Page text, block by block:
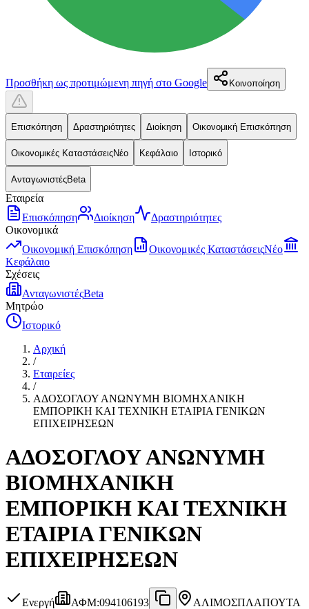
Προσθήκη ως προτιμώμενη πηγή στο Google Κοινοποίηση
Επισκόπηση Δραστηριότητες Διοίκηση Οικονομική Επισκόπηση
Οικονομικές ΚαταστάσειςΝέο Κεφάλαιο Ιστορικό
ΑνταγωνιστέςBeta
Εταιρεία
Επισκόπηση
Διοίκηση
Δραστηριότητες
Οικονομικά
Οικονομική Επισκόπηση
Οικονομικές ΚαταστάσειςΝέο
Κεφάλαιο
Σχέσεις
ΑνταγωνιστέςBeta
Μητρώο
Ιστορικό
Αρχική
/
Εταιρείες
/
ΑΔΟΣΟΓΛΟΥ ΑΝΩΝΥΜΗ ΒΙΟΜΗΧΑΝΙΚΗ
ΕΜΠΟΡΙΚΗ ΚΑΙ ΤΕΧΝΙΚΗ ΕΤΑΙΡΙΑ ΓΕΝΙΚΩΝ
ΕΠΙΧΕΙΡΗΣΕΩΝ
ΑΔΟΣΟΓΛΟΥ ΑΝΩΝΥΜΗ
ΒΙΟΜΗΧΑΝΙΚΗ
ΕΜΠΟΡΙΚΗ ΚΑΙ ΤΕΧΝΙΚΗ
ΕΤΑΙΡΙΑ ΓΕΝΙΚΩΝ
ΕΠΙΧΕΙΡΗΣΕΩΝ
Ενεργή ΑΦΜ:094106193 ΑΛΙΜΟΣΠΛΑΠΟΥΤΑ